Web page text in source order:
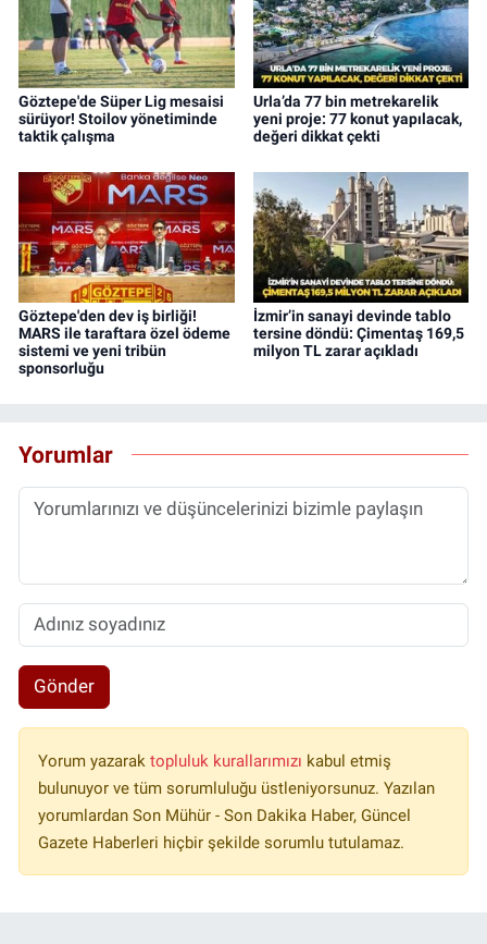
Göztepe'de Süper Lig mesaisi
sürüyor! Stoilov yönetiminde
taktik çalışma
Urla’da 77 bin metrekarelik
yeni proje: 77 konut yapılacak,
değeri dikkat çekti
Göztepe'den dev iş birliği!
MARS ile taraftara özel ödeme
sistemi ve yeni tribün
sponsorluğu
İzmir’in sanayi devinde tablo
tersine döndü: Çimentaş 169,5
milyon TL zarar açıkladı
Yorumlar
Gönder
Yorum yazarak topluluk kurallarımızı kabul etmiş
bulunuyor ve tüm sorumluluğu üstleniyorsunuz. Yazılan
yorumlardan Son Mühür - Son Dakika Haber, Güncel
Gazete Haberleri hiçbir şekilde sorumlu tutulamaz.